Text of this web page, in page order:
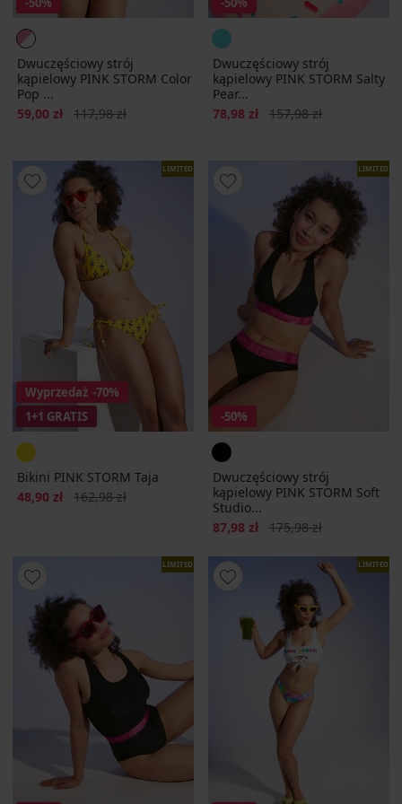
Dwuczęściowy strój
kąpielowy PINK STORM Color
Pop ...
Zniżka
59,00 zł Pierwotna cena
117,98 zł
Dwuczęściowy strój
kąpielowy PINK STORM Salty
Pear...
Zniżka
78,98 zł Pierwotna cena
157,98 zł
LIMITED
Wyprzedaż -70%
1+1 GRATIS
Bikini PINK STORM Taja
Zniżka
48,90 zł Pierwotna cena
162,98 zł
LIMITED
-50%
Dwuczęściowy strój
kąpielowy PINK STORM Soft
Studio...
Zniżka
87,98 zł Pierwotna cena
175,98 zł
LIMITED LIMITED